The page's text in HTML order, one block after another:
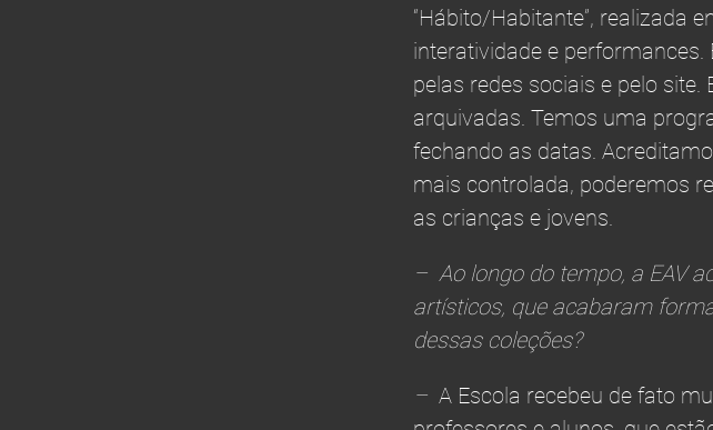
“Hábito/Habitante”, realizada
interatividade e
pelas redes sociais e pelo
arquivadas. Temos uma
fechando as datas.
mais controlada, poderemos
as crianças e jovens.
– Ao longo do tempo, a EAV
artísticos, que acabaram
dessas coleções?
– A Escola recebeu de fato